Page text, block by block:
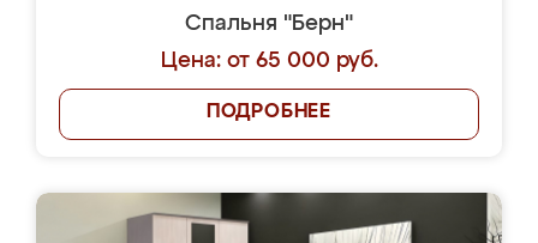
Спальня "Берн"
Цена: от 65 000 руб.
ПОДРОБНЕЕ